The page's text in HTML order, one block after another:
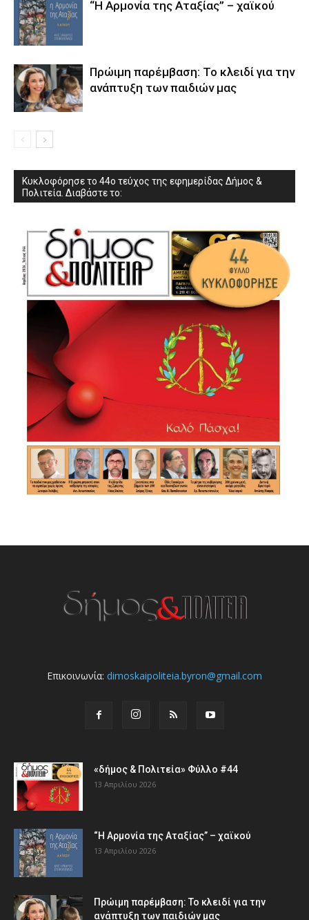
“Η Αρμονία της Αταξίας” – χαϊκού
Πρώιμη παρέμβαση: Το κλειδί για την
ανάπτυξη των παιδιών µας
Κυκλοφόρησε το 44ο τεύχος της εφημερίδας Δήμος &
Πολιτεία. Διαβάστε το:
Επικοινωνία: dimoskaipoliteia.byron@gmail.com
«δήμος & Πολιτεία» Φύλλο #44
13 Απριλίου 2026
“Η Αρμονία της Αταξίας” – χαϊκού
13 Απριλίου 2026
Πρώιμη παρέμβαση: Το κλειδί για την
ανάπτυξη των παιδιών µας